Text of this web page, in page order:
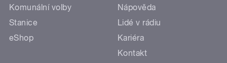
Komunální volby
Stanice
eShop
Nápověda
Lidé v rádiu
Kariéra
Kontakt